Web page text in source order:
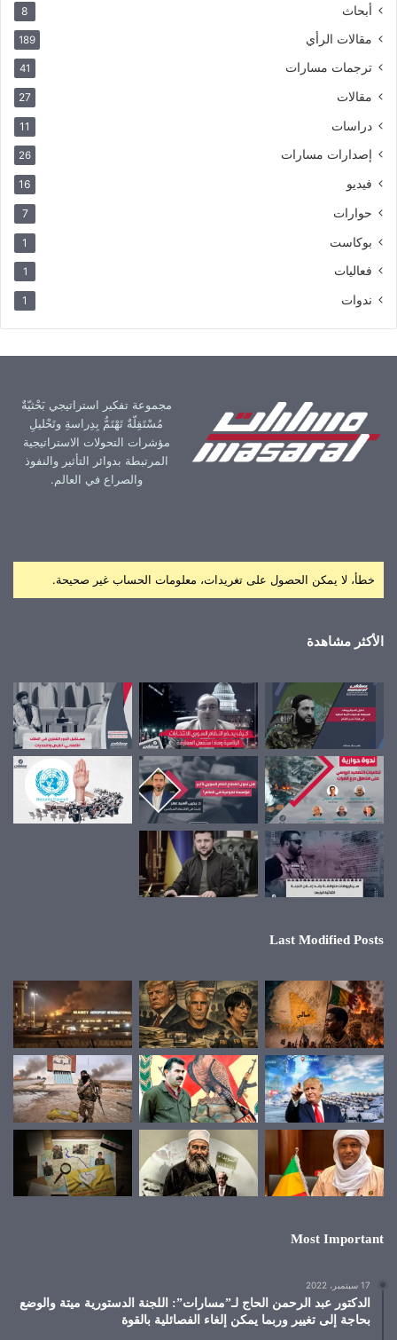
أبحاث 8
مقالات الرأي 189
ترجمات مسارات 41
مقالات 27
دراسات 11
إصدارات مسارات 26
فيديو 16
حوارات 7
بوكاست 1
فعاليات 1
ندوات 1
مجموعة تفكير استراتيجي بَحْثيّةٌ
مُسْتَقِلّةٌ تَهْتَمُّ بِدِراسةِ وتَحْليلِ
مؤشرات التحولات الاستراتيجية
المرتبطة بدوائر التأثير والنفوذ
والصراع في العالم.
خطأ، لا يمكن الحصول على تغريدات، معلومات الحساب غير صحيحة.
الأكثر مشاهدة
Last Modified Posts
Most Important
17 سبتمبر، 2022
الدكتور عبد الرحمن الحاج لـ”مسارات”: اللجنة الدستورية ميتة والوضع
بحاجة إلى تغيير وربما يمكن إلغاء الفصائلية بالقوة